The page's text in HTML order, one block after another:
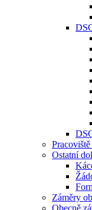
Ostatní
Záměry
Obecně